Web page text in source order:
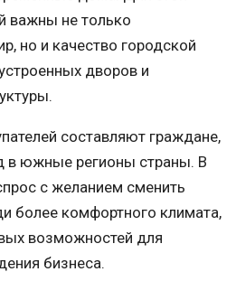
важны не только
но и качество городской
дворов и
составляют граждане,
в южные регионы страны. В
с желанием сменить
более комфортного климата,
возможностей для
бизнеса.